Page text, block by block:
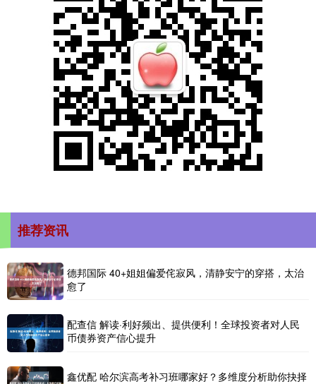
推荐资讯
德邦国际 40+姐姐偏爱侘寂风，清静安宁的穿搭，太治
愈了
配查信 解读·利好频出、提供便利！全球投资者对人民
币债券资产信心提升
鑫优配 哈尔滨高考补习班哪家好？多维度分析助你抉择